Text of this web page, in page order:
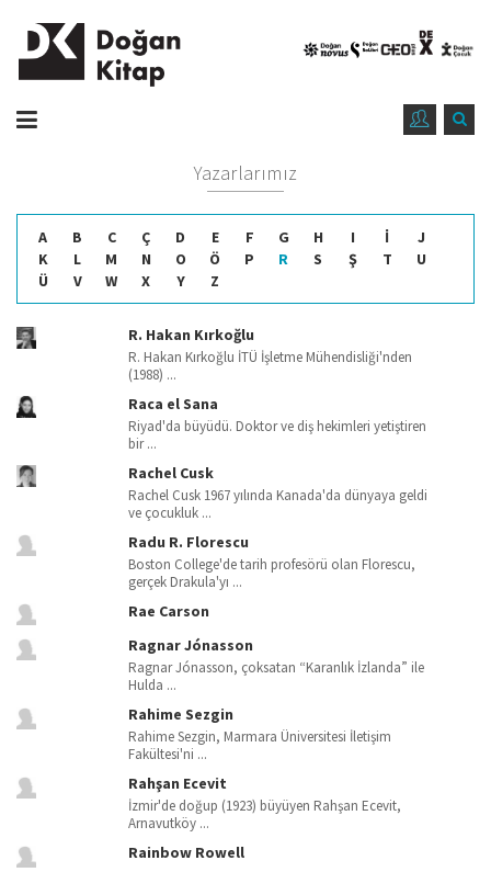
Yazarlarımız
A B C Ç D E F G H I İ
J
K
L M N O Ö P R S Ş T
U
Ü
V W X Y Z
R. Hakan Kırkoğlu
R. Hakan Kırkoğlu İTÜ İşletme Mühendisliği'nden
(1988) ...
Raca el Sana
Riyad'da büyüdü. Doktor ve diş hekimleri yetiştiren
bir ...
Rachel Cusk
Rachel Cusk 1967 yılında Kanada'da dünyaya geldi
ve çocukluk ...
Radu R. Florescu
Boston College'de tarih profesörü olan Florescu,
gerçek Drakula'yı ...
Rae Carson
Ragnar Jónasson
Ragnar Jónasson, çoksatan “Karanlık İzlanda” ile
Hulda ...
Rahime Sezgin
Rahime Sezgin, Marmara Üniversitesi İletişim
Fakültesi'ni ...
Rahşan Ecevit
İzmir'de doğup (1923) büyüyen Rahşan Ecevit,
Arnavutköy ...
Rainbow Rowell